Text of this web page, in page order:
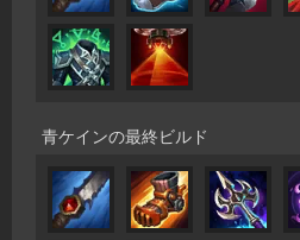
青ケインの最終ビルド